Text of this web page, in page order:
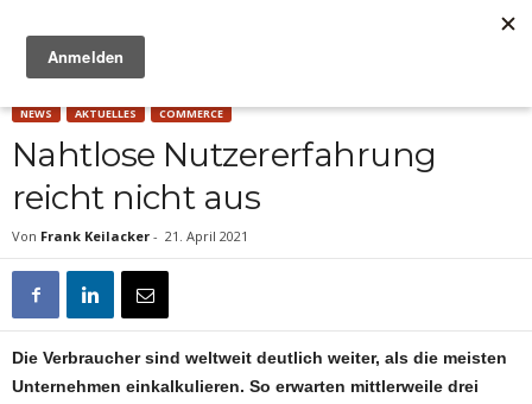
NEWS AKTUELLES COMMERCE
Nahtlose Nutzererfahrung
reicht nicht aus
Von Frank Keilacker - 21. April 2021
Die Verbraucher sind weltweit deutlich weiter, als die meisten
Unternehmen einkalkulieren. So erwarten mittlerweile drei